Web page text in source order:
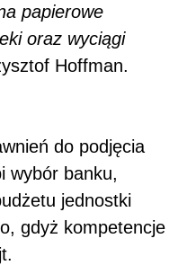
papierowe
oraz wyciągi
Hoffman.
do podjęcia
wybór banku,
jednostki
gdyż kompetencje